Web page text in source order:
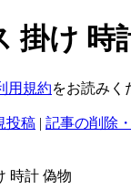
掛け 時
用規約をお読みく
投稿 | 記事の削除
時計 偽物